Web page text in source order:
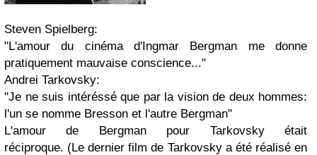
Steven Spielberg:
"L'amour du cinéma d'Ingmar Bergman me donne
pratiquement mauvaise conscience..."
Andrei Tarkovsky:
"Je ne suis intéréssé que par la vision de deux hommes:
l'un se nomme Bresson et l'autre Bergman"
L'amour de Bergman pour Tarkovsky était
réciproque. (Le dernier film de Tarkovsky a été réalisé en